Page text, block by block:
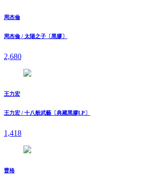
周杰倫
周杰倫 / 太陽之子〔黑膠〕
2,680
王力宏
王力宏 / 十八般武藝〔典藏黑膠LP〕
1,418
曹格